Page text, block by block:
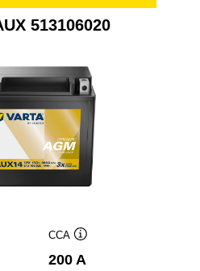
513106020
CCA
200 A